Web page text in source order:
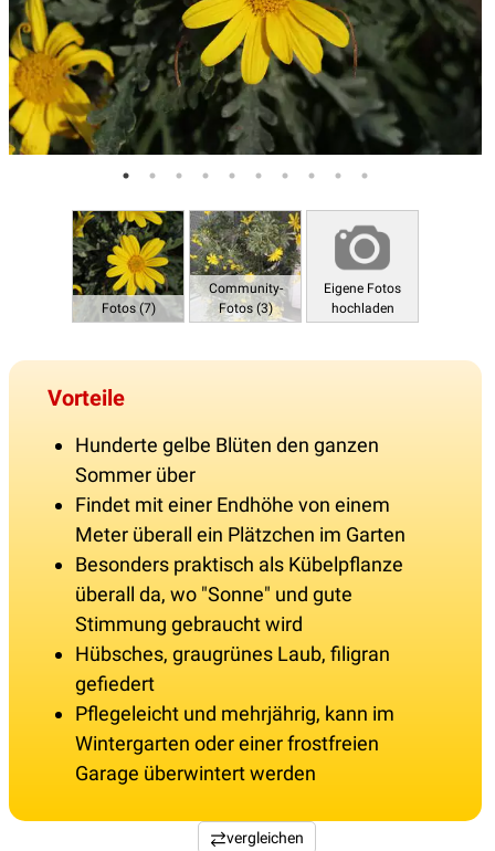
Fotos (7)
Community-
Fotos (3)
Eigene Fotos
hochladen
Vorteile
Hunderte gelbe Blüten den ganzen
Sommer über
Findet mit einer Endhöhe von einem
Meter überall ein Plätzchen im Garten
Besonders praktisch als Kübelpflanze
überall da, wo "Sonne" und gute
Stimmung gebraucht wird
Hübsches, graugrünes Laub, filigran
gefiedert
Pflegeleicht und mehrjährig, kann im
Wintergarten oder einer frostfreien
Garage überwintert werden
vergleichen